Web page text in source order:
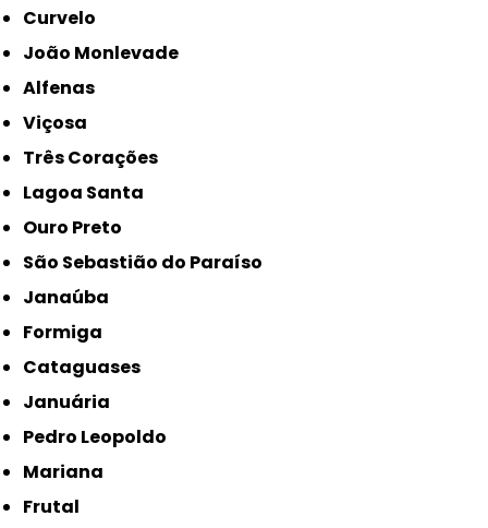
Curvelo
João Monlevade
Alfenas
Viçosa
Três Corações
Lagoa Santa
Ouro Preto
São Sebastião do Paraíso
Janaúba
Formiga
Cataguases
Januária
Pedro Leopoldo
Mariana
Frutal